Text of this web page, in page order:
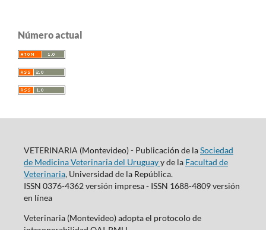
Número actual
VETERINARIA (Montevideo) - Publicación de laSociedad
de Medicina Veterinaria del Uruguayy de la Facultad de
Veterinaria, Universidad de la República.
ISSN 0376-4362 versión impresa - ISSN 1688-4809 versión
en línea
Veterinaria (Montevideo) adopta el protocolo de